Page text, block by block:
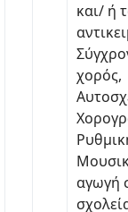
και/ ή
χορός,
αγωγή